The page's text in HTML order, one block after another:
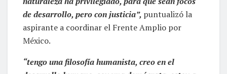
naturaleza ha privilegiado, para que sean focos
de desarrollo, pero con justicia”, puntualizó la
aspirante a coordinar el Frente Amplio por
México.
“tengo una filosofía humanista, creo en el